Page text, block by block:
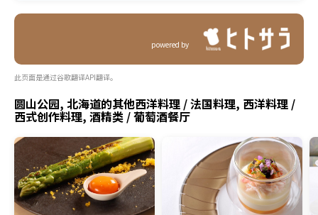
powered by
此页面是通过谷歌翻译API翻译。
圆山公园, 北海道的其他西洋料理 / 法国料理, 西洋料理 /
西式创作料理, 酒精类 / 葡萄酒餐厅